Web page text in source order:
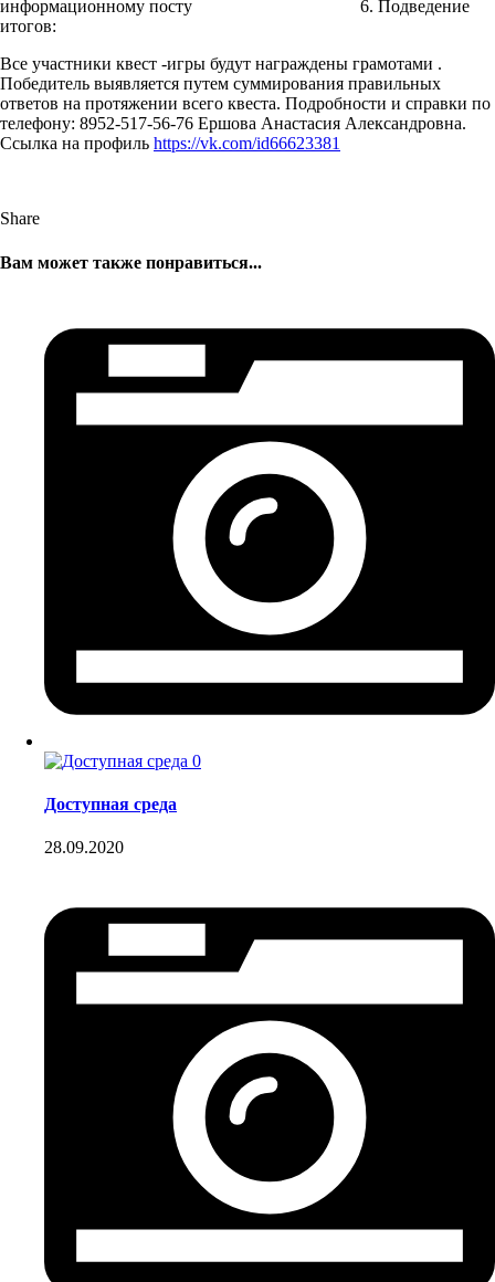
информационному посту 6. Подведение
итогов:
Все участники квест -игры будут награждены грамотами .
Победитель выявляется путем суммирования правильных
ответов на протяжении всего квеста. Подробности и справки по
телефону: 8952-517-56-76 Ершова Анастасия Александровна.
Ссылка на профиль https://vk.com/id66623381
Share
Вам может также понравиться...
0
Доступная среда
28.09.2020